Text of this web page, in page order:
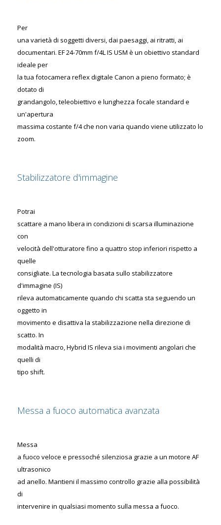
Per
una varietà di soggetti diversi, dai paesaggi, ai ritratti, ai
documentari. EF 24-70mm f/4L IS USM è un obiettivo standard
ideale per
la tua fotocamera reflex digitale Canon a pieno formato; è
dotato di
grandangolo, teleobiettivo e lunghezza focale standard e
un'apertura
massima costante f/4 che non varia quando viene utilizzato lo
zoom.
Stabilizzatore d'immagine
Potrai
scattare a mano libera in condizioni di scarsa illuminazione
con
velocità dell'otturatore fino a quattro stop inferiori rispetto a
quelle
consigliate. La tecnologia basata sullo stabilizzatore
d'immagine (IS)
rileva automaticamente quando chi scatta sta seguendo un
oggetto in
movimento e disattiva la stabilizzazione nella direzione di
scatto. In
modalità macro, Hybrid IS rileva sia i movimenti angolari che
quelli di
tipo shift.
Messa a fuoco automatica avanzata
Messa
a fuoco veloce e pressoché silenziosa grazie a un motore AF
ultrasonico
ad anello. Mantieni il massimo controllo grazie alla possibilità
di
intervenire in qualsiasi momento sulla messa a fuoco.